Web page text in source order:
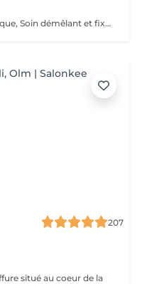
Diagnostique, Shampooing spécifique, Soin démêlant et fixation inclus. Veuillez prendre note que les prix indiqués sur Salonkee sont communiqués à titre informatif et s'entendent de base. Ces derniers sont susceptibles de varier selon le diagnostic réalisé à votre arrivée au salon et l'expertise du professionnel à qui vous confiez votre beauté. Dans tous les cas, un devis précis vous sera proposé et toutes réalisations de prestations seront effectuées avec votre accord.
207